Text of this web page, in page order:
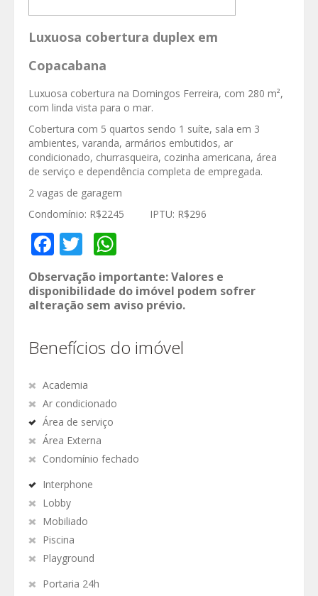
Luxuosa cobertura duplex em
Copacabana
Luxuosa cobertura na Domingos Ferreira, com 280 m²,
com linda vista para o mar.
Cobertura com 5 quartos sendo 1 suíte, sala em 3
ambientes, varanda, armários embutidos, ar
condicionado, churrasqueira, cozinha americana, área
de serviço e dependência completa de empregada.
2 vagas de garagem
Condomínio: R$2245 IPTU: R$296
Facebook
Twitter
Observação importante: Valores e
disponibilidade do imóvel podem sofrer
alteração sem aviso prévio.
Benefícios do imóvel
Academia
Ar condicionado
Área de serviço
Área Externa
Condomínio fechado
Interphone
Lobby
Mobiliado
Piscina
Playground
Portaria 24h